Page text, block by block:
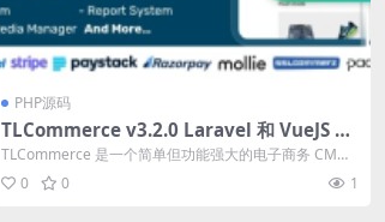
PHP源码
TLCommerce v3.2.0 Laravel 和 VueJS 通
过 PWA 提供支持的电子商务 CMS源码下载
TLCommerce 是一个简单但功能强大的电子商务 CM
S，使用 Larave...
0 0 1